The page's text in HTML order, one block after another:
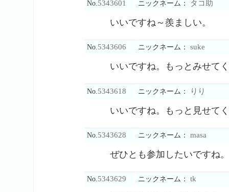
No. 5343601 ニックネーム： タコ助
いいですね～羨ましい。
No. 5343606 ニックネーム： suke
いいですね。もっとみせて
No. 5343618 ニックネーム： りり
いいですね。もっと見せて
No. 5343628 ニックネーム： masa
ぜひとも参加したいですね。
No. 5343629 ニックネーム： tk